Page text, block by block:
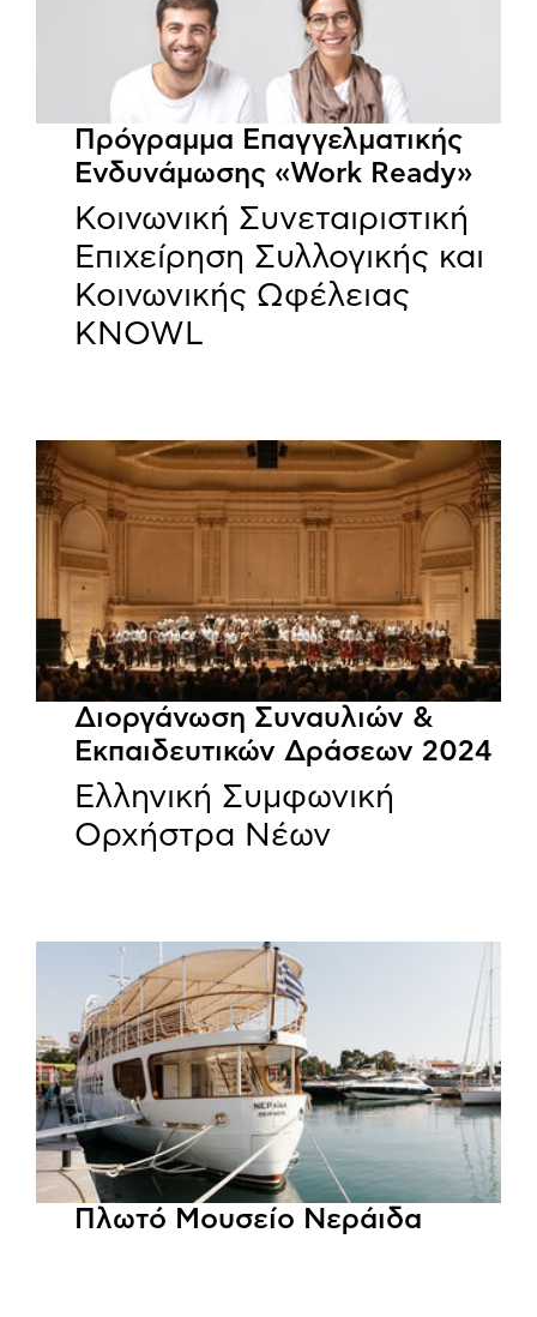
Πρόγραμμα Επαγγελματικής
Ενδυνάμωσης «Work Ready»
Κοινωνική Συνεταιριστική
Επιχείρηση Συλλογικής και
Κοινωνικής Ωφέλειας
KNOWL
Διοργάνωση Συναυλιών &
Εκπαιδευτικών Δράσεων 2024
Ελληνική Συμφωνική
Ορχήστρα Νέων
Πλωτό Μουσείο Νεράιδα